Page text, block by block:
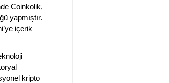
Coinkolik,
yapmıştır.
içerik
kripto